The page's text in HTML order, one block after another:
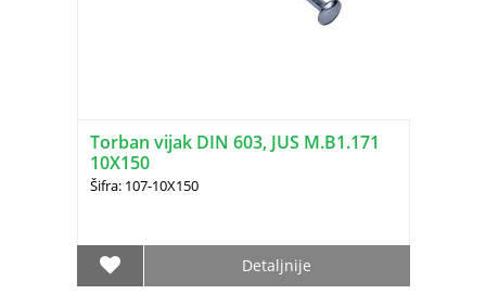
Torban vijak DIN 603, JUS M.B1.171
10X150
Šifra: 107-10X150
Detaljnije